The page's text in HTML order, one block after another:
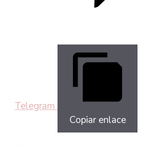
Telegram
Copiar enlace